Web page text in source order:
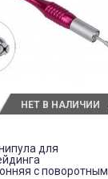
для
с поворотным
НЕТ В НАЛИЧИИ